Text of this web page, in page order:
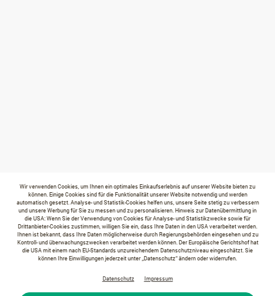
Wir verwenden Cookies, um Ihnen ein optimales Einkaufserlebnis auf unserer Website bieten zu
können. Einige Cookies sind für die Funktionalität unserer Website notwendig und werden
automatisch gesetzt. Analyse- und Statistik-Cookies helfen uns, unsere Seite stetig zu verbessern
und unsere Werbung für Sie zu messen und zu personalisieren. Hinweis zur Datenübermittlung in
die USA: Wenn Sie der Verwendung von Cookies für Analyse- und Statistikzwecke sowie für
Drittanbieter-Cookies zustimmen, willigen Sie ein, dass Ihre Daten in den USA verarbeitet werden.
Ihnen ist bekannt, dass Ihre Daten möglicherweise durch Regierungsbehörden eingesehen und zu
Kontroll- und überwachungszwecken verarbeitet werden können. Der Europäische Gerichtshof hat
die USA mit einem nach EU-Standards unzureichendem Datenschutzniveau eingeschätzt. Sie
können Ihre Einwilligungen jederzeit unter „Datenschutz“ ändern oder widerrufen.
Datenschutz Impressum